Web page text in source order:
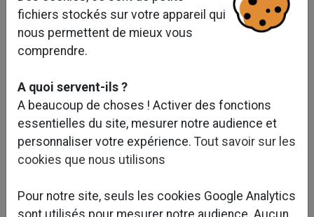
Galerie photos : AMÉNAGEMENT
DU QUARTIER DES CANAUX -
CLAMART (92)
fichiers stockés sur votre appareil qui
nous permettent de mieux vous
comprendre.
A quoi servent-ils ?
A beaucoup de choses ! Activer des fonctions
essentielles du site, mesurer notre audience et
personnaliser votre expérience. Tout savoir sur les
cookies que nous utilisons
Pour notre site, seuls les cookies Google Analytics
sont utilisés pour mesurer notre audience. Aucun